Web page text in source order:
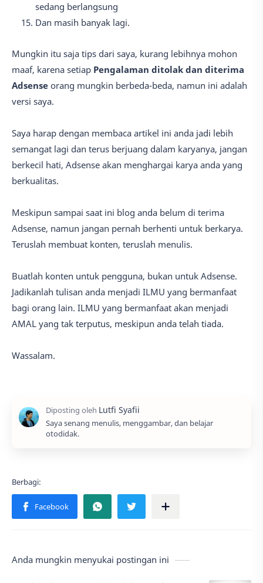
sedang berlangsung
Dan masih banyak lagi.
Mungkin itu saja tips dari saya, kurang lebihnya mohon
maaf, karena setiap Pengalaman ditolak dan diterima
Adsense orang mungkin berbeda-beda, namun ini adalah
versi saya.
Saya harap dengan membaca artikel ini anda jadi lebih
semangat lagi dan terus berjuang dalam karyanya, jangan
berkecil hati, Adsense akan menghargai karya anda yang
berkualitas.
Meskipun sampai saat ini blog anda belum di terima
Adsense, namun jangan pernah berhenti untuk berkarya.
Teruslah membuat konten, teruslah menulis.
Buatlah konten untuk pengguna, bukan untuk Adsense.
Jadikanlah tulisan anda menjadi ILMU yang bermanfaat
bagi orang lain. ILMU yang bermanfaat akan menjadi
AMAL yang tak terputus, meskipun anda telah tiada.
Wassalam.
Saya senang menulis, menggambar, dan belajar
otodidak.
Anda mungkin menyukai postingan ini